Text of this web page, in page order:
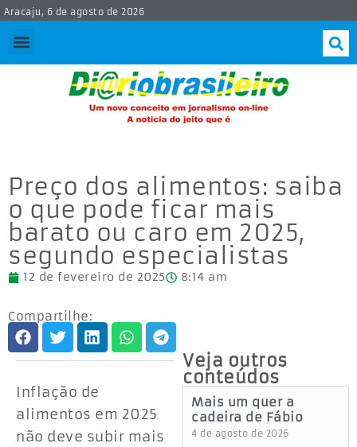
Aracaju, 6 de agosto de 2026
Preço dos alimentos: saiba
o que pode ficar mais
barato ou caro em 2025,
segundo especialistas
12 de fevereiro de 2025 8:14 am
Compartilhe:
Inflação de
alimentos em 2025
não deve subir mais
Veja outros
conteúdos
Mais um quer a
cadeira de Fábio
4 de agosto de 2026